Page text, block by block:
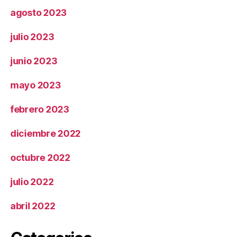
agosto 2023
julio 2023
junio 2023
mayo 2023
febrero 2023
diciembre 2022
octubre 2022
julio 2022
abril 2022